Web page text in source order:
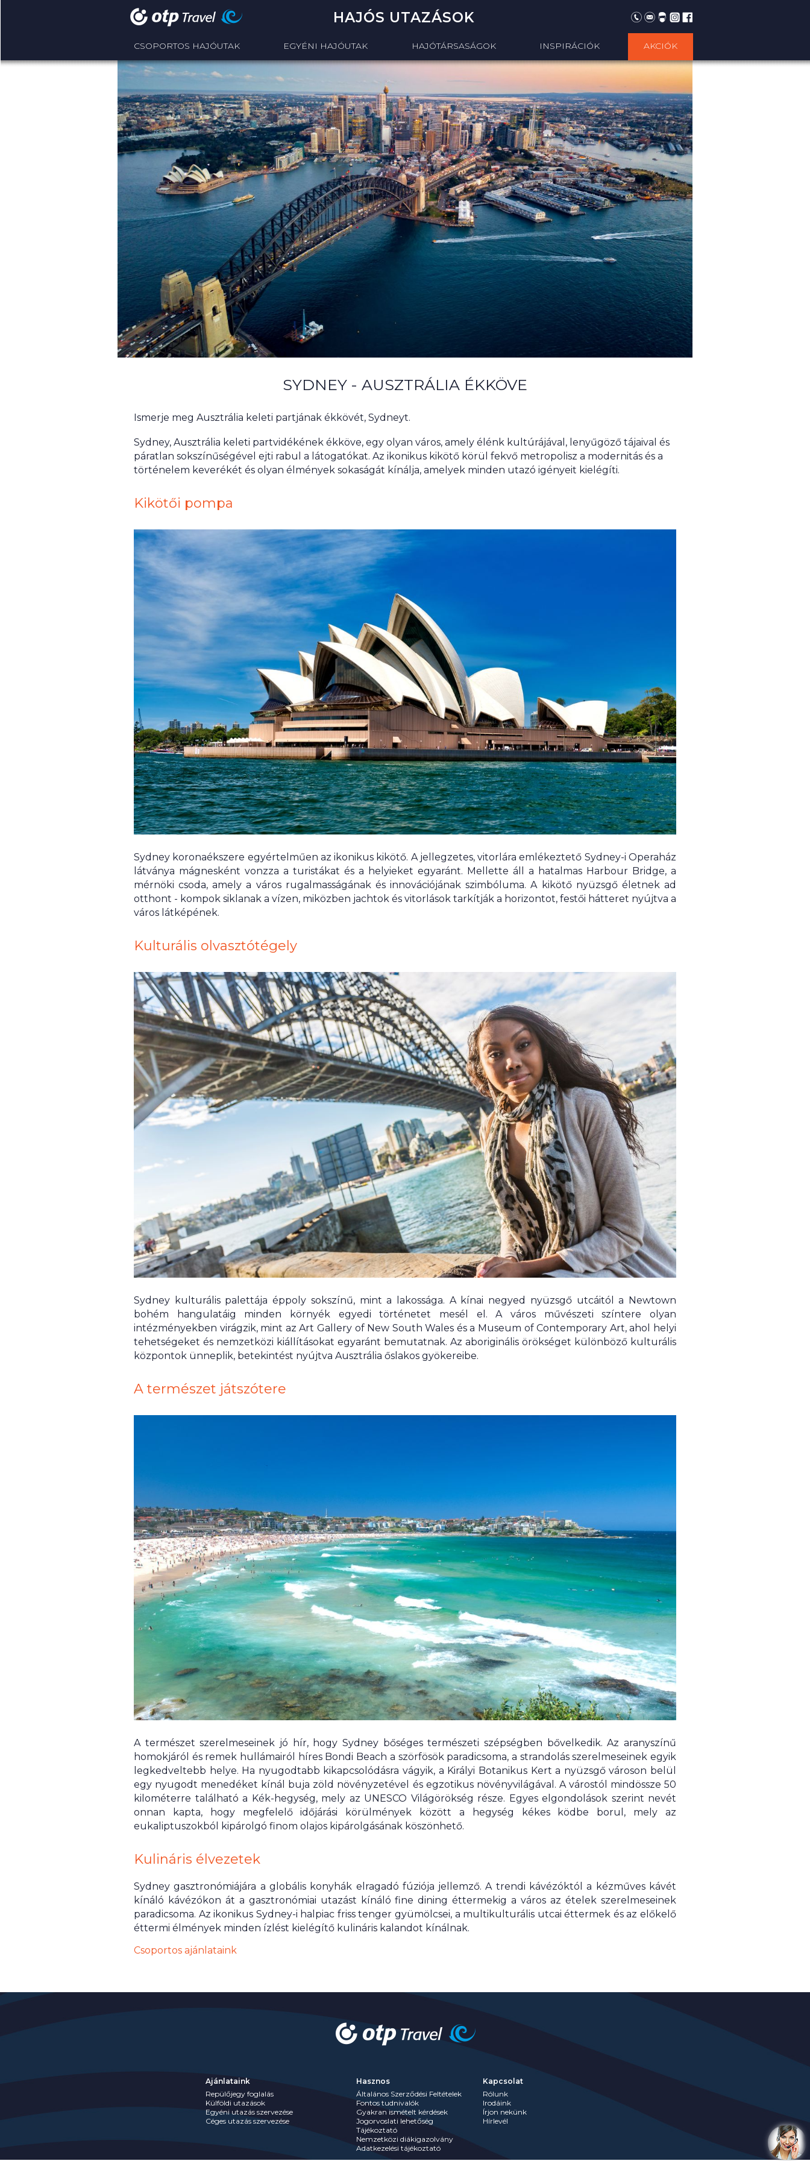
HAJÓS UTAZÁSOK
CSOPORTOS HAJÓUTAK EGYÉNI HAJÓUTAK HAJÓTÁRSASÁGOK INSPIRÁCIÓK AKCIÓK
SYDNEY - AUSZTRÁLIA ÉKKÖVE
Ismerje meg Ausztrália keleti partjának ékkövét, Sydneyt.
Sydney, Ausztrália keleti partvidékének ékköve, egy olyan város, amely élénk kultúrájával, lenyűgöző tájaival és
páratlan sokszínűségével ejti rabul a látogatókat. Az ikonikus kikötő körül fekvő metropolisz a modernitás és a
történelem keverékét és olyan élmények sokaságát kínálja, amelyek minden utazó igényeit kielégíti.
Kikötői pompa
Sydney koronaékszere egyértelműen az ikonikus kikötő. A jellegzetes, vitorlára emlékeztető Sydney-i Operaház
látványa mágnesként vonzza a turistákat és a helyieket egyaránt. Mellette áll a hatalmas Harbour Bridge, a
mérnöki csoda, amely a város rugalmasságának és innovációjának szimbóluma. A kikötő nyüzsgő életnek ad
otthont - kompok siklanak a vízen, miközben jachtok és vitorlások tarkítják a horizontot, festői hátteret nyújtva a
város látképének.
Kulturális olvasztótégely
Sydney kulturális palettája éppoly sokszínű, mint a lakossága. A kínai negyed nyüzsgő utcáitól a Newtown
bohém hangulatáig minden környék egyedi történetet mesél el. A város művészeti színtere olyan
intézményekben virágzik, mint az Art Gallery of New South Wales és a Museum of Contemporary Art, ahol helyi
tehetségeket és nemzetközi kiállításokat egyaránt bemutatnak. Az aboriginális örökséget különböző kulturális
központok ünneplik, betekintést nyújtva Ausztrália őslakos gyökereibe.
A természet játszótere
A természet szerelmeseinek jó hír, hogy Sydney bőséges természeti szépségben bővelkedik. Az aranyszínű
homokjáról és remek hullámairól híres Bondi Beach a szörfösök paradicsoma, a strandolás szerelmeseinek egyik
legkedveltebb helye. Ha nyugodtabb kikapcsolódásra vágyik, a Királyi Botanikus Kert a nyüzsgő városon belül
egy nyugodt menedéket kínál buja zöld növényzetével és egzotikus növényvilágával. A várostól mindössze 50
kilométerre található a Kék-hegység, mely az UNESCO Világörökség része. Egyes elgondolások szerint nevét
onnan kapta, hogy megfelelő időjárási körülmények között a hegység kékes ködbe borul, mely az
eukaliptuszokból kipárolgó finom olajos kipárolgásának köszönhető.
Kulináris élvezetek
Sydney gasztronómiájára a globális konyhák elragadó fúziója jellemző. A trendi kávézóktól a kézműves kávét
kínáló kávézókon át a gasztronómiai utazást kínáló fine dining éttermekig a város az ételek szerelmeseinek
paradicsoma. Az ikonikus Sydney-i halpiac friss tenger gyümölcsei, a multikulturális utcai éttermek és az előkelő
éttermi élmények minden ízlést kielégítő kulináris kalandot kínálnak.
Csoportos ajánlataink
Ajánlataink
Repülőjegy foglalás
Külföldi utazások
Egyéni utazás szervezése
Céges utazás szervezése
Hasznos
Általános Szerződési Feltételek
Fontos tudnivalók
Gyakran ismételt kérdések
Jogorvoslati lehetőség
Tájékoztató
Nemzetközi diákigazolvány
Adatkezelési tájékoztató
Kapcsolat
Rólunk
Irodáink
Írjon nekünk
Hírlevél